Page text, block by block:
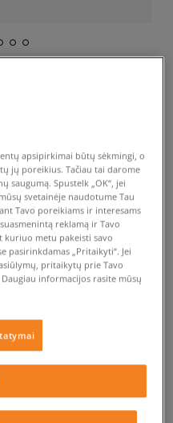
iš mūsų.
US dydžiai
apsipirkimai būtų sėkmingi, o
jų poreikius. Tačiau tai darome
saugumą. Spustelk „OK“, jei
svetainėje naudotume Tau
Tavo poreikiams ir interesams
reklamą ir Tavo
kuriuo metu pakeisti savo
pasirinkdamas „Pritaikyti“. Jei
pritaikytų prie Tavo
informacijos rasite mūsų